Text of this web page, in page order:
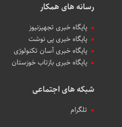
رسانه های همکار
پایگاه خبری تجهیزنیوز
پایگاه خبری پی نوشت
پایگاه خبری آسان تکنولوژی
پایگاه خبری بازتاب خوزستان
شبکه های اجتماعی
تلگرام